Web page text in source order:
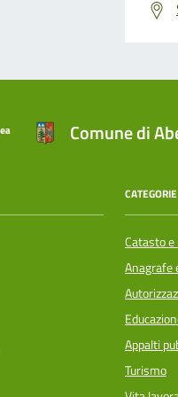
Comune di
Catasto
Anagrafe
Appalti
Turismo